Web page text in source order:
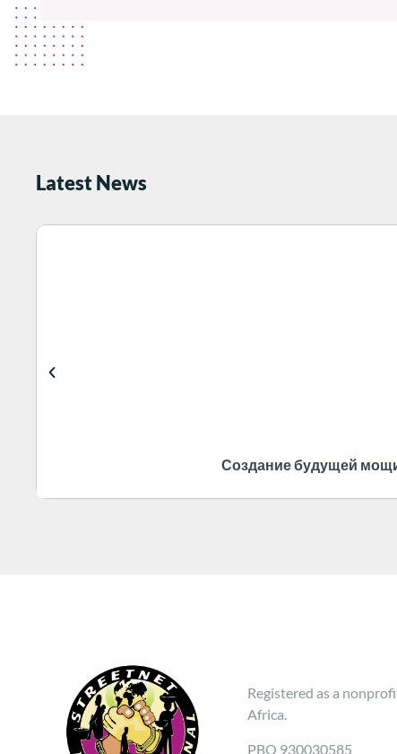
Latest News
Создание будущей мощи
Registered as a
Africa.
PBO 930030585